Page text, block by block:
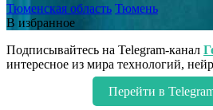
Тюменская область Тюмень
В избранное
Подписывайтесь на Telegram-канал
интересное из мира технологий,
Перейти в